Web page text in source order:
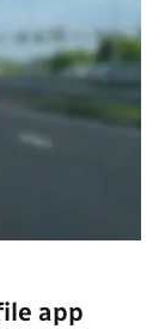
app